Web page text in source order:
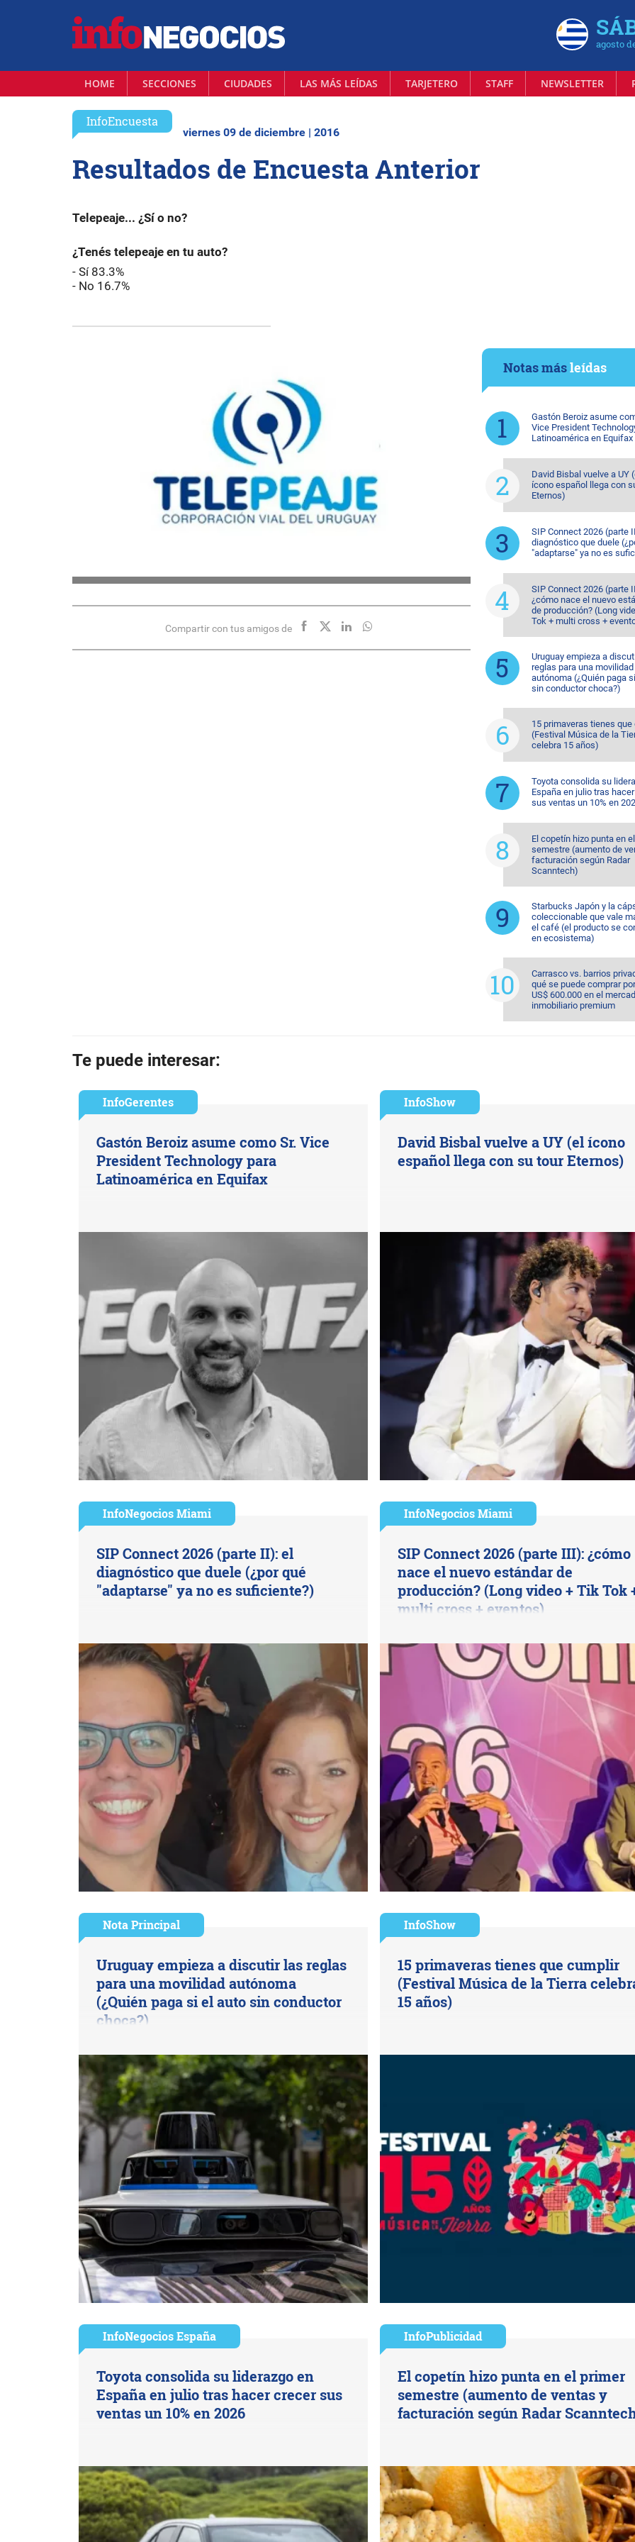
agosto
HOME SECCIONES CIUDADES LAS MÁS LEÍDAS TARJETERO STAFF NEWSLETTER
InfoEncuesta
viernes 09 de diciembre | 2016
Resultados de Encuesta Anterior
Telepeaje... ¿Sí o no?
¿Tenés telepeaje en tu auto?
- Sí 83.3%
- No 16.7%
Compartir con tus amigos de
Notas másleídas
Gastón Beroiz asume
Vice President
Latinoamérica en Equifax
David Bisbal vuelve a UY
ícono español llega con
Eternos)
SIP Connect 2026 (parte
diagnóstico que duele
"adaptarse" ya no es
SIP Connect 2026 (parte
¿cómo nace el nuevo
de producción? (Long
Tok + multi cross +
Uruguay empieza a
reglas para una movilidad
autónoma (¿Quién paga
sin conductor choca?)
15 primaveras tienes que
(Festival Música de la
celebra 15 años)
Toyota consolida su
España en julio tras
sus ventas un 10% en
El copetín hizo punta en
semestre (aumento de
facturación según Radar
Scanntech)
Starbucks Japón y la
coleccionable que vale
el café (el producto se
en ecosistema)
Carrasco vs. barrios
qué se puede comprar
US$ 600.000 en el
inmobiliario premium
Te puede interesar:
InfoGerentes
Gastón Beroiz asume como Sr. Vice
President Technology para
Latinoamérica en Equifax
InfoShow
David Bisbal vuelve a UY (el ícono
español llega con su tour Eternos)
InfoNegocios Miami
SIP Connect 2026 (parte II): el
diagnóstico que duele (¿por qué
"adaptarse" ya no es suficiente?)
InfoNegocios Miami
SIP Connect 2026 (parte III): ¿cómo
nace el nuevo estándar de
producción? (Long video + Tik Tok
multi cross + eventos)
Nota Principal
Uruguay empieza a discutir las reglas
para una movilidad autónoma
(¿Quién paga si el auto sin conductor
choca?)
InfoShow
15 primaveras tienes que cumplir
(Festival Música de la Tierra
15 años)
InfoNegocios España
Toyota consolida su liderazgo en
España en julio tras hacer crecer sus
ventas un 10% en 2026
InfoPublicidad
El copetín hizo punta en el primer
semestre (aumento de ventas y
facturación según Radar